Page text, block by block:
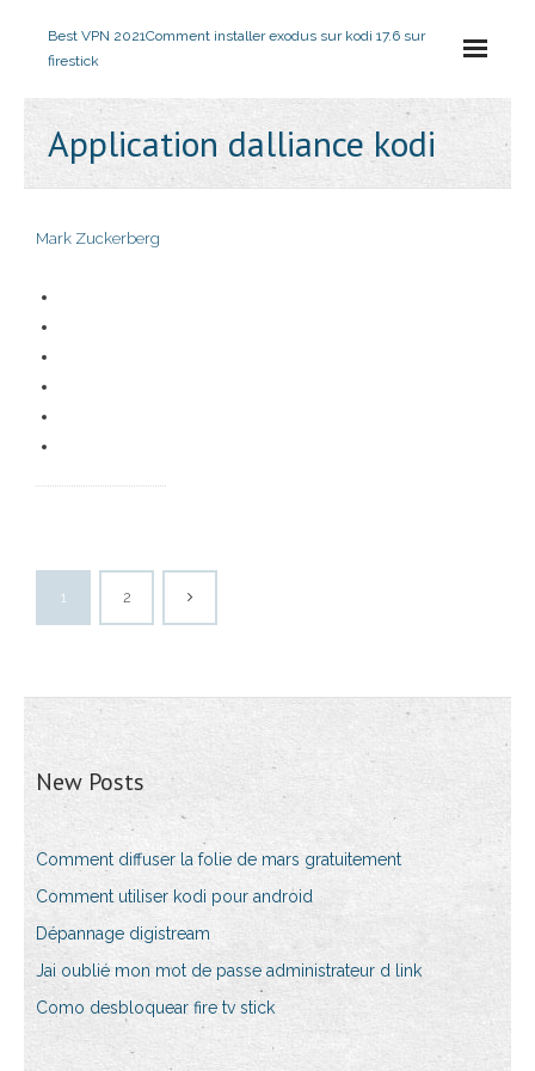
Best VPN 2021Comment installer exodus sur kodi 17.6 sur
firestick
Application dalliance kodi
Mark Zuckerberg
1 2
New Posts
Comment diffuser la folie de mars gratuitement
Comment utiliser kodi pour android
Dépannage digistream
Jai oublié mon mot de passe administrateur d link
Como desbloquear fire tv stick